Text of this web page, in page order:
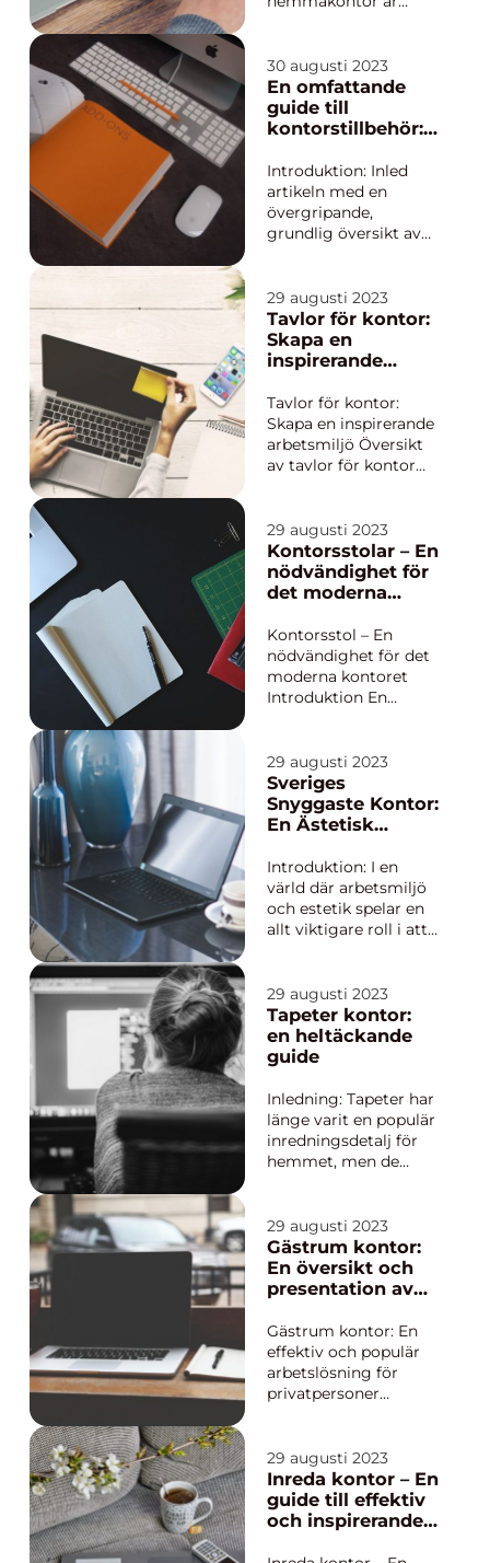
trivsel under
arbetsdagen. I denna
artikel kommer vi att
utforska olika
hemmakontor
inredning, inklusive
vad det är, vilka type...
30 augusti 2023
En omfattande
guide till
kontorstillbehör:
arbetsmiljö och
produktivitet
Introduktion: Inled
artikeln med en
övergripande,
grundlig översikt av
förbättra arbetsmiljön
och öka
produktiviteten på
kontoret. Förklara
tillbehör för att
organisera
arbetsplatse...
29 augusti 2023
Tavlor för kontor:
Skapa en
inspirerande
Tavlor för kontor:
Skapa en inspirerande
arbetsmiljö Översikt
av tavlor för kontor
betydande inverkan
på produktiviteten
och trivseln hos de
anställda. Tavlor för
verktyg för att skapa
en ...
29 augusti 2023
Kontorsstolar – En
nödvändighet för
det moderna
Kontorsstol – En
nödvändighet för det
moderna kontoret
Introduktion En
komponent i dagens
moderna
kontorsmiljöer.
Medan det kan tyckas
spelar kontorsstolen
en viktig roll för att
främja hälsa, pr...
29 augusti 2023
Sveriges
Snyggaste Kontor:
En Ästetisk
Introduktion: I en
värld där arbetsmiljö
och estetik spelar en
allt viktigare roll i att
är frågan om
”Sveriges snyggaste
kontor” av stigande
intresse. I denna
den övergripande ...
29 augusti 2023
Tapeter kontor:
en heltäckande
guide
Inledning: Tapeter har
länge varit en populär
inredningsdetalj för
hemmet, men de
att skapa en trevlig
och inspirerande
arbetsplats. I denna
artikel kommer vi att
översikt över tapeter
för k...
29 augusti 2023
Gästrum kontor:
En översikt och
presentation av
arbetslösning
Gästrum kontor: En
effektiv och populär
arbetslösning för
privatpersoner
Gästrum kontor, även
kända som
hemmakontor eller
arbetsrum, har blivit
29 augusti 2023
Inreda kontor – En
guide till effektiv
och inspirerande